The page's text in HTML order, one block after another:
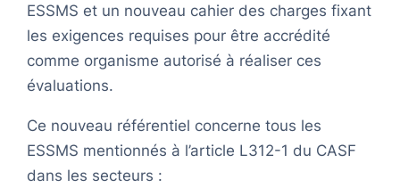
ESSMS et un nouveau cahier des charges fixant
les exigences requises pour être accrédité
comme organisme autorisé à réaliser ces
évaluations.
Ce nouveau référentiel concerne tous les
ESSMS mentionnés à l’article L312-1 du CASF
dans les secteurs :